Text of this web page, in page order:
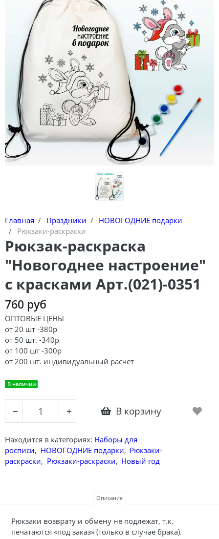
Главная Праздники
НОВОГОДНИЕ подарки
Рюкзаки-раскраски
Рюкзак-раскраска
"Новогоднее настроение"
с красками Арт.(021)-0351
760 руб
ОПТОВЫЕ ЦЕНЫ
от 20 шт -380р
от 50 шт. -340р
от 100 шт -300р
от 200 шт. индивидуальный расчет
В наличии
− + В корзину
Находится в категориях: Наборы для
росписи, НОВОГОДНИЕ подарки, Рюкзаки-
раскраски, Рюкзаки-раскраски, Новый год
Описание
Рюкзаки возврату и обмену не подлежат, т.к.
печатаются «под заказ» (только в случае брака).
Футболки-раскраски на 14 февраля